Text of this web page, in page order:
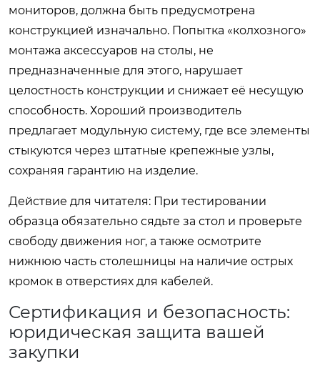
мониторов, должна быть предусмотрена
конструкцией изначально. Попытка «колхозного»
монтажа аксессуаров на столы, не
предназначенные для этого, нарушает
целостность конструкции и снижает её несущую
способность. Хороший производитель
предлагает модульную систему, где все элементы
стыкуются через штатные крепежные узлы,
сохраняя гарантию на изделие.
Действие для читателя: При тестировании
образца обязательно сядьте за стол и проверьте
свободу движения ног, а также осмотрите
нижнюю часть столешницы на наличие острых
кромок в отверстиях для кабелей.
Сертификация и безопасность:
юридическая защита вашей
закупки